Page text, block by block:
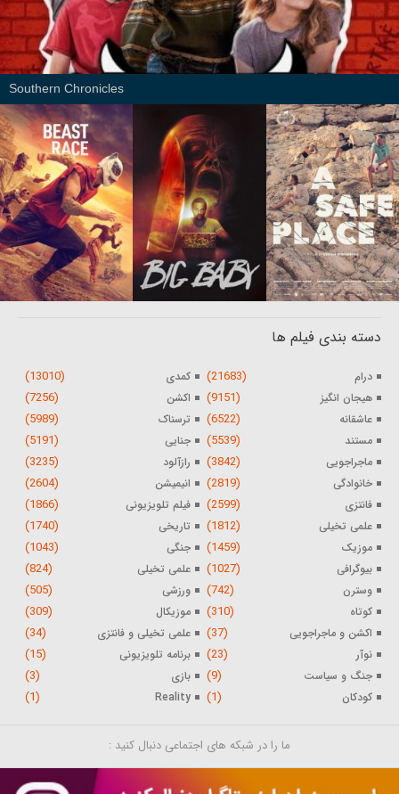
Southern Chronicles
دسته بندی فیلم ها
درام (21683) کمدی (13010)
هیجان انگیز (9151) اکشن (7256)
عاشقانه (6522) ترسناک (5989)
مستند (5539) جنایی (5191)
ماجراجویی (3842) رازآلود (3235)
خانوادگی (2819) انیمیشن (2604)
فانتزی (2599) فیلم تلویزیونی (1866)
علمی تخیلی (1812) تاریخی (1740)
موزیک (1459) جنگی (1043)
بیوگرافی (1027) علمی تخیلی (824)
وسترن (742) ورزشی (505)
کوتاه (310) موزیکال (309)
اکشن و ماجراجویی (37) علمی تخیلی و فانتزی (34)
نوآر (23) برنامه تلویزیونی (15)
جنگ و سیاست (9) بازی (3)
کودکان (1)
Reality
(1)
ما را در شبکه های اجتماعی دنبال کنید :